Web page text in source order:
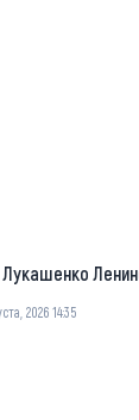
Лукашенко
2026 14:35